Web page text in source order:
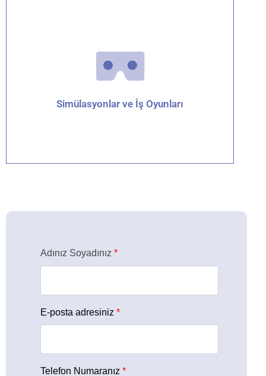
Detaylar için tıklayın
Simülasyonlar ve İş Oyunları
Detaylar için tıklayın
Adınız Soyadınız *
E-posta adresiniz *
Telefon Numaranız *